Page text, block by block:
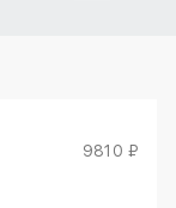
9810 ₽